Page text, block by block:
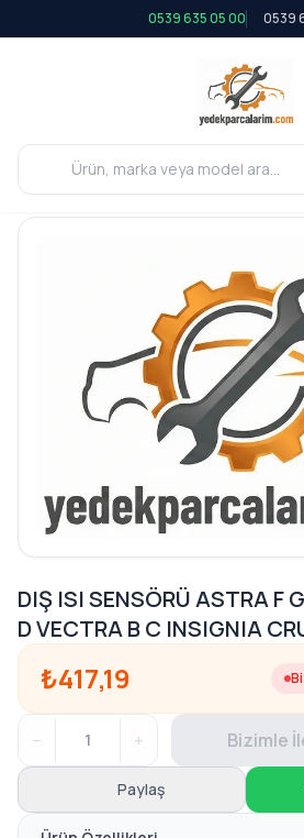
0539 635 05 00 0539
DIŞ ISI SENSÖRÜ ASTRA F
D VECTRA B C INSIGNIA
₺417,19
− + Bizimle
Paylaş